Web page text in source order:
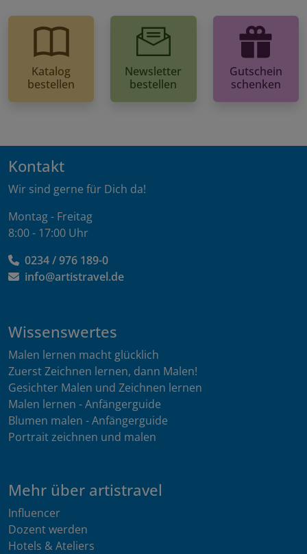
Katalog
bestellen
Newsletter
bestellen
Gutschein
schenken
Kontakt
Wir sind gerne für Dich da!
Montag - Freitag
8:00 - 17:00 Uhr
0234 / 976 189-0
info@artistravel.de
Wissenswertes
Malen lernen macht glücklich
Zuerst Zeichnen lernen, dann Malen!
Gesichter Malen und Zeichnen lernen
Malen lernen - Anfängerguide
Blumen malen - Anfängerguide
Portrait zeichnen und malen
Mehr über artistravel
Influencer
Dozent werden
Hotels & Ateliers